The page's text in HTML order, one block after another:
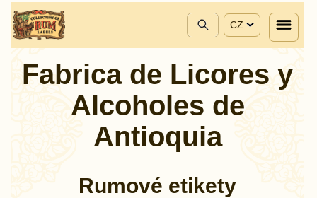
CZ
Fabrica de Licores y
Alcoholes de
Antioquia
Rumové etikety